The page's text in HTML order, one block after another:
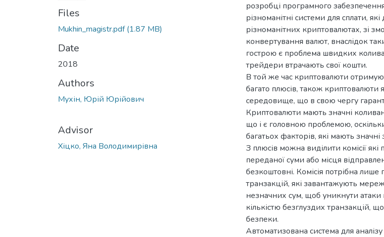
Files
Mukhin_magistr.pdf(1.87 MB)
Date
2018
Authors
Мухін, Юрій Юрійович
Advisor
Хіцко, Яна Володимирівна
розробці програмного
різноманітні системи для сплати,
різноманітних криптовалютах, зі
конвертування валют, внаслідок
гострою є проблема швидких
трейдери втрачають свої кошти.
В той же час криптовалюти
багато плюсів, також
середовище, що в свою чергу
Криптовалюти мають значні
що і є головною проблемою,
багатьох факторів, які мають
З плюсів можна виділити комісії
переданої суми або місця
безкоштовні. Комісія потрібна
транзакцій, які завантажують
незначних сум, щоб уникнути
кількістю безглуздих транзакцій,
безпеки.
Автоматизована система для